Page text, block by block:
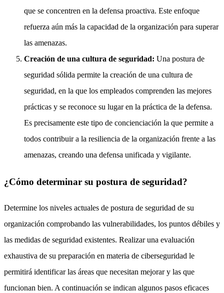
que se concentren en la defensa proactiva. Este enfoque
refuerza aún más la capacidad de la organización para superar
las amenazas.
Creación de una cultura de seguridad: Una postura de
seguridad sólida permite la creación de una cultura de
seguridad, en la que los empleados comprenden las mejores
prácticas y se reconoce su lugar en la práctica de la defensa.
Es precisamente este tipo de concienciación la que permite a
todos contribuir a la resiliencia de la organización frente a las
amenazas, creando una defensa unificada y vigilante.
¿Cómo determinar su postura de seguridad?
Determine los niveles actuales de postura de seguridad de su
organización comprobando las vulnerabilidades, los puntos débiles y
las medidas de seguridad existentes. Realizar una evaluación
exhaustiva de su preparación en materia de ciberseguridad le
permitirá identificar las áreas que necesitan mejorar y las que
funcionan bien. A continuación se indican algunos pasos eficaces